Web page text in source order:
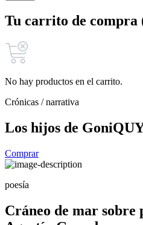
Tu carrito de compra
No hay productos en el carrito.
Crónicas / narrativa
Los hijos de Goni
Comprar
poesía
Cráneo de mar sobre